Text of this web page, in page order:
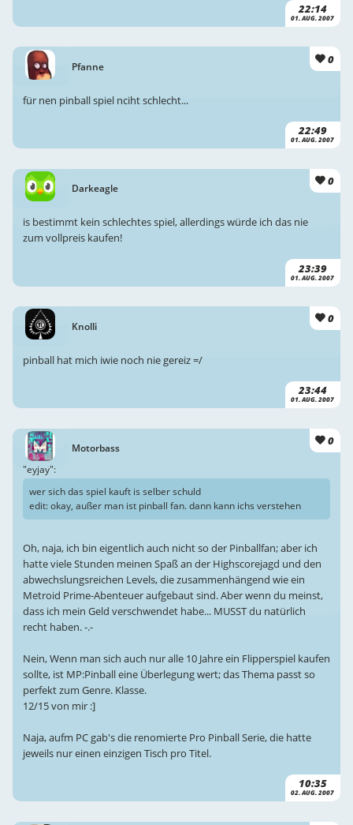
22:14
01. AUG. 2007
Pfanne
0
22:49
01. AUG. 2007
für nen pinball spiel nciht schlecht...
Darkeagle
0
23:39
01. AUG. 2007
is bestimmt kein schlechtes spiel, allerdings würde ich das nie
zum vollpreis kaufen!
Knolli
0
23:44
01. AUG. 2007
pinball hat mich iwie noch nie gereiz =/
Motorbass
0
10:35
02. AUG. 2007
"eyjay":
wer sich das spiel kauft is selber schuld
edit: okay, außer man ist pinball fan. dann kann ichs verstehen
Oh, naja, ich bin eigentlich auch nicht so der Pinballfan; aber ich
hatte viele Stunden meinen Spaß an der Highscorejagd und den
abwechslungsreichen Levels, die zusammenhängend wie ein
Metroid Prime-Abenteuer aufgebaut sind. Aber wenn du meinst,
dass ich mein Geld verschwendet habe... MUSST du natürlich
recht haben. -.-
Nein, Wenn man sich auch nur alle 10 Jahre ein Flipperspiel kaufen
sollte, ist MP:Pinball eine Überlegung wert; das Thema passt so
perfekt zum Genre. Klasse.
12/15 von mir :]
Naja, aufm PC gab's die renomierte Pro Pinball Serie, die hatte
jeweils nur einen einzigen Tisch pro Titel.